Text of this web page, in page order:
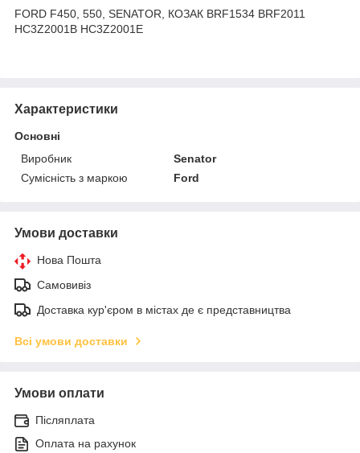
FORD F450, 550, SENATOR, КОЗАК BRF1534 BRF2011
HC3Z2001B HC3Z2001E
Характеристики
Основні
Виробник
Senator
Сумісність з маркою
Ford
Умови доставки
Нова Пошта
Самовивіз
Доставка кур'єром в містах де є представництва
Всі умови доставки
Умови оплати
Післяплата
Оплата на рахунок